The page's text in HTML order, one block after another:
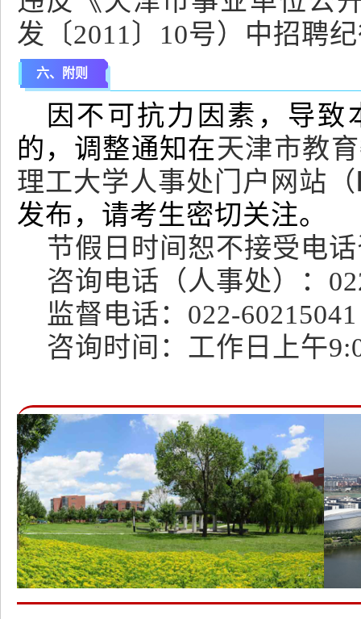
发〔2011〕10号）中招聘
六、附则
因不可抗力因素，导
的，调整通知在天津市教
理工大学人事处门户网站（
发布，请考生密切关注。
节假日时间恕不接受电
咨询电话（人事处）：
监督电话：022-60215041
咨询时间：工作日上午